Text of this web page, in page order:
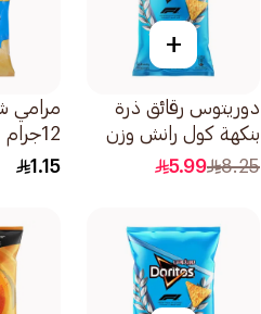
+
دوريتوس رقائق ذرة
بنكهة كول رانش وزن
جرام180
8.25
5.99
مرامي
12جرام
1.15